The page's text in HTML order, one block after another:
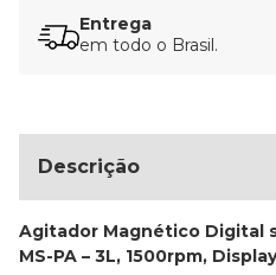
Entrega
em todo o Brasil.
Descrição
Agitador Magnético Digital
MS-PA – 3L, 1500rpm,